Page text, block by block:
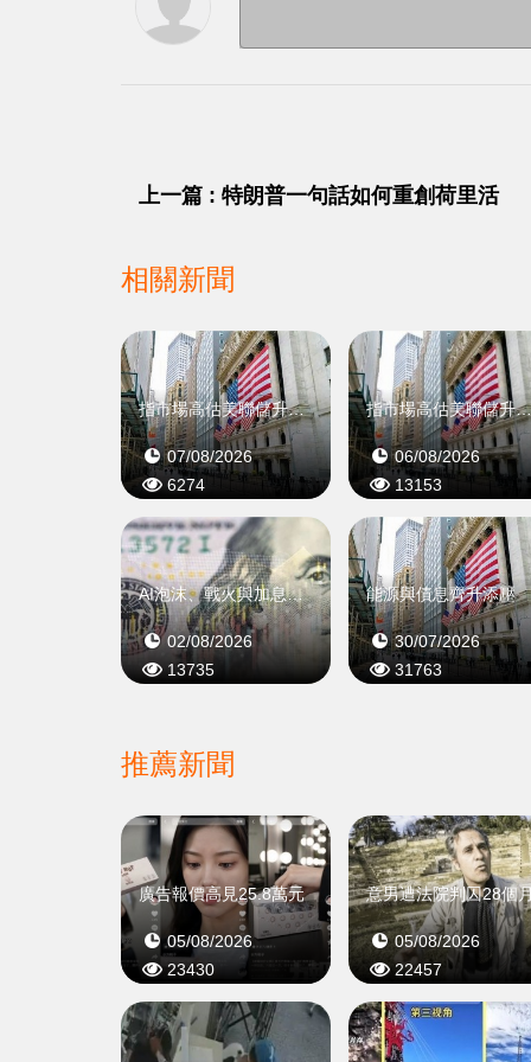
上一篇 : 特朗普一句話如何重創荷里活
相關新聞
指市場高估美聯儲升息機率
07/08/2026
6274
指市場高估美聯儲升
06/08/2026
13153
AI泡沫、戰火與加息陰霾未散
02/08/2026
13735
能源與債息齊升添壓
30/07/2026
31763
推薦新聞
廣告報價高見25.8萬元
05/08/2026
23430
意男遭法院判囚28個
05/08/2026
22457